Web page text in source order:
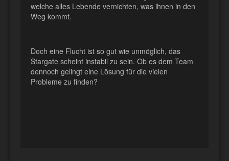
welche alles Lebende vernichten, was ihnen in den
Weg kommt.
Doch eine Flucht ist so gut wie unmöglich, das
Stargate scheint instabil zu sein. Ob es dem Team
dennoch gelingt eine Lösung für die vielen
Probleme zu finden?